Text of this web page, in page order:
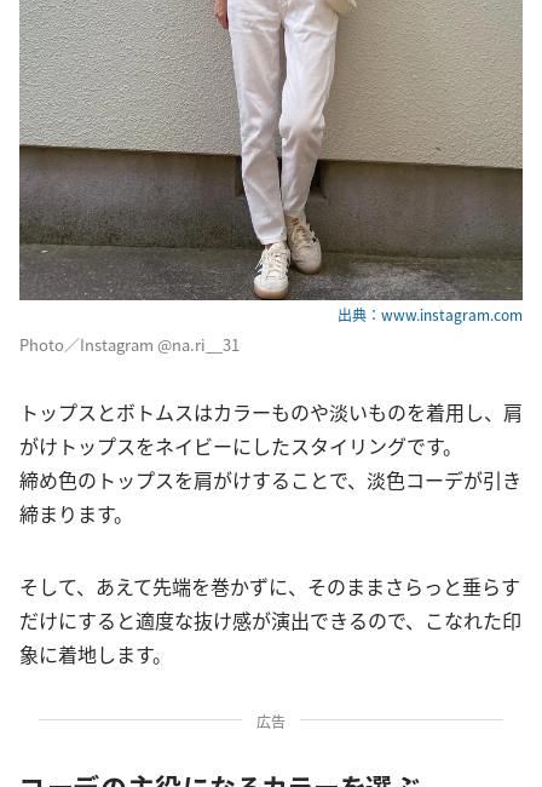
出典：www.instagram.com
Photo／Instagram @na.ri__31
トップスとボトムスはカラーものや淡いものを着用し、肩
がけトップスをネイビーにしたスタイリングです。
締め色のトップスを肩がけすることで、淡色コーデが引き
締まります。
そして、あえて先端を巻かずに、そのままさらっと垂らす
だけにすると適度な抜け感が演出できるので、こなれた印
象に着地します。
広告